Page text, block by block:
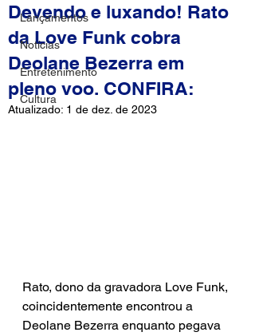
Lançamentos
Notícias
Entretenimento
Cultura
Devendo e luxando! Rato
da Love Funk cobra
Deolane Bezerra em
pleno voo. CONFIRA:
Atualizado: 1 de dez. de 2023
Rato, dono da gravadora Love Funk,
coincidentemente encontrou a
Deolane Bezerra enquanto pegava